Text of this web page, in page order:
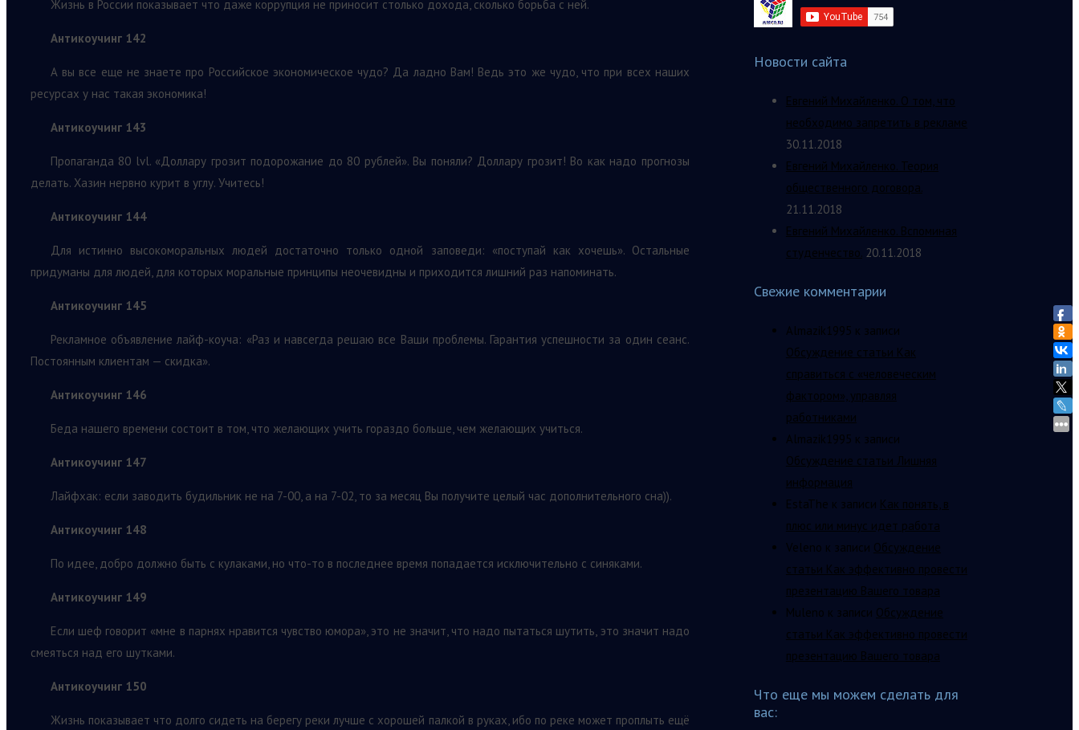
Жизнь в России показывает что даже коррупция не приносит столько дохода, сколько борьба с ней.
Антикоучинг 142
А вы все еще не знаете про Российское экономическое чудо? Да ладно Вам! Ведь это же чудо, что при всех наших
ресурсах у нас такая экономика!
Антикоучинг 143
Пропаганда 80 lvl. «Доллару грозит подорожание до 80 рублей». Вы поняли? Доллару грозит! Во как надо прогнозы
делать. Хазин нервно курит в углу. Учитесь!
Антикоучинг 144
Для истинно высокоморальных людей достаточно только одной заповеди: «поступай как хочешь». Остальные
придуманы для людей, для которых моральные принципы неочевидны и приходится лишний раз напоминать.
Антикоучинг 145
Рекламное объявление лайф-коуча: «Раз и навсегда решаю все Ваши проблемы. Гарантия успешности за один сеанс.
Постоянным клиентам — скидка».
Антикоучинг 146
Беда нашего времени состоит в том, что желающих учить гораздо больше, чем желающих учиться.
Антикоучинг 147
Лайфхак: если заводить будильник не на 7-00, а на 7-02, то за месяц Вы получите целый час дополнительного сна)).
Антикоучинг 148
По идее, добро должно быть с кулаками, но что-то в последнее время попадается исключительно с синяками.
Антикоучинг 149
Если шеф говорит «мне в парнях нравится чувство юмора», это не значит, что надо пытаться шутить, это значит надо
смеяться над его шутками.
Антикоучинг 150
Жизнь показывает что долго сидеть на берегу реки лучше с хорошей палкой в руках, ибо по реке может проплыть ещё
Новости сайта
Евгений Михайленко. О том, что
необходимо запретить в рекламе
30.11.2018
Евгений Михайленко. Теория
общественного договора.
21.11.2018
Евгений Михайленко. Вспоминая
студенчество. 20.11.2018
Свежие комментарии
Almazik1995 к записи
Обсуждение статьи Как
справиться с «человеческим
фактором», управляя
работниками
Almazik1995 к записи
Обсуждение статьи Лишняя
информация
EstaThe к записи Как понять, в
плюс или минус идет работа
Veleno к записи Обсуждение
статьи Как эффективно провести
презентацию Вашего товара
Muleno к записи Обсуждение
статьи Как эффективно провести
презентацию Вашего товара
Что еще мы можем сделать для
вас: